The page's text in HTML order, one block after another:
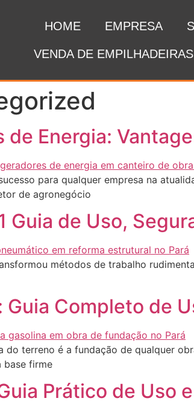
HOME EMPRESA
VENDA DE
de Energia:
para qualquer empresa na
de agronegócio
Guia de Uso,
métodos de trabalho
Completo de
terreno é a fundação de qualquer
base firme
Prático de Uso